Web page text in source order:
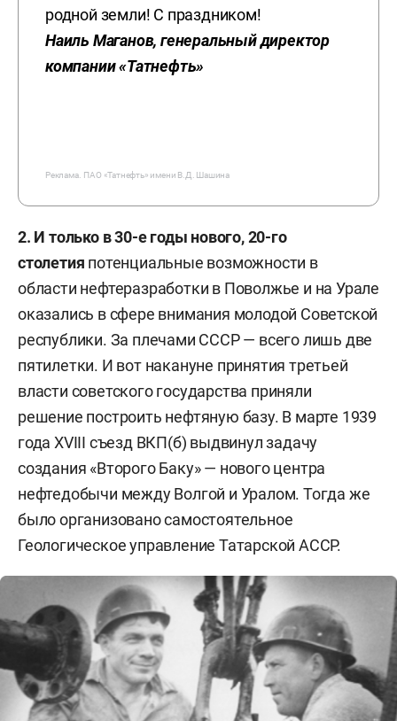
родной земли! С праздником!
Наиль Маганов, генеральный директор
компании «Татнефть»
Реклама. ПАО «Татнефть» имени В.Д. Шашина
2. И только в 30-е годы нового, 20-го
столетия потенциальные возможности в
области нефтеразработки в Поволжье и на Урале
оказались в сфере внимания молодой Советской
республики. За плечами СССР — всего лишь две
пятилетки. И вот накануне принятия третьей
власти советского государства приняли
решение построить нефтяную базу. В марте 1939
года XVIII съезд ВКП(б) выдвинул задачу
создания «Второго Баку» — нового центра
нефтедобычи между Волгой и Уралом. Тогда же
было организовано самостоятельное
Геологическое управление Татарской АССР.